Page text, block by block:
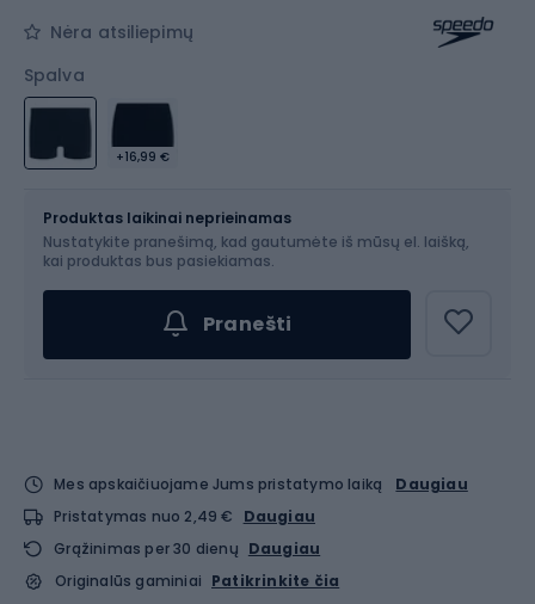
Nėra atsiliepimų
Spalva
+16,99 €
Pasirinkite dydį...
Produktas laikinai neprieinamas
Nustatykite pranešimą, kad gautumėte iš mūsų el. laišką,
kai produktas bus pasiekiamas.
Pranešti
Mes apskaičiuojame Jums pristatymo laiką
Daugiau
Pristatymas nuo 2,49 €
Daugiau
Grąžinimas per 30 dienų Daugiau
Originalūs gaminiai Patikrinkite čia